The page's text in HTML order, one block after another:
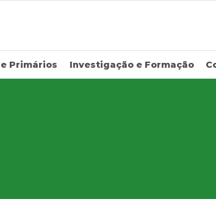
Primários Investigação e Formação